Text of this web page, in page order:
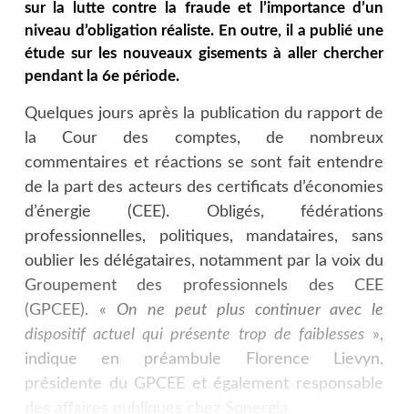
sur la lutte contre la fraude et l’importance d’un
niveau d’obligation réaliste. En outre, il a publié une
étude sur les nouveaux gisements à aller chercher
pendant la 6e période.
Quelques jours après la publication du rapport de
la Cour des comptes, de nombreux
commentaires et réactions se sont fait entendre
de la part des acteurs des certificats d’économies
d’énergie (CEE). Obligés, fédérations
professionnelles, politiques, mandataires, sans
oublier les délégataires, notamment par la voix du
Groupement des professionnels des CEE
(GPCEE). « On ne peut plus continuer avec le
dispositif actuel qui présente trop de faiblesses»,
indique en préambule Florence Lievyn,
présidente du GPCEE et également responsable